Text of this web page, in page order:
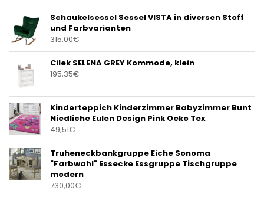
Schaukelsessel Sessel VISTA in diversen Stoff
und Farbvarianten
315,00€
Cilek SELENA GREY Kommode, klein
195,35€
Kinderteppich Kinderzimmer Babyzimmer Bunt
Niedliche Eulen Design Pink Oeko Tex
49,51€
Truheneckbankgruppe Eiche Sonoma
"Farbwahl" Essecke Essgruppe Tischgruppe
modern
730,00€